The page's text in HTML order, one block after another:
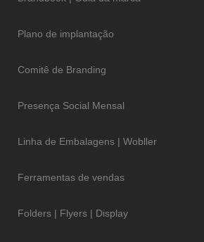
Plano de implantação
Comitê de Branding
Presença Social Mensal
Linha de Embalagens | Wobller
Ferramentas de vendas
Folders | Flyers | Display